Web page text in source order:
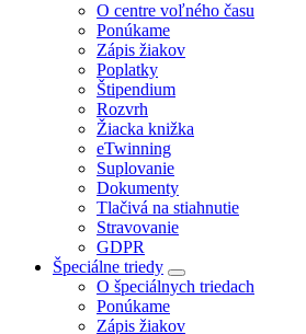
O centre voľného času
Ponúkame
Zápis žiakov
Poplatky
Štipendium
Rozvrh
Žiacka knižka
eTwinning
Suplovanie
Dokumenty
Tlačivá na stiahnutie
Stravovanie
GDPR
Špeciálne triedy
O špeciálnych triedach
Ponúkame
Zápis žiakov